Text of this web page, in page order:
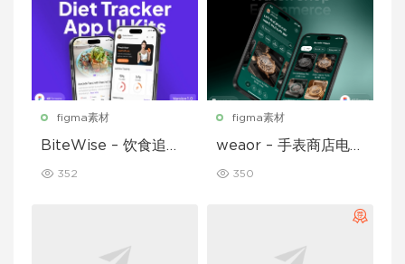
figma素材
BiteWise – 饮食追踪
352
figma素材
weaor – 手表商店电子
350